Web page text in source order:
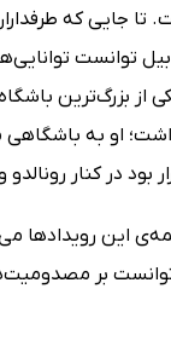
جایی که
اما از فصل 2009 همه‌چیز
بزرگ‌ترین
او به
در کنار
این رویدادها
توانست بر